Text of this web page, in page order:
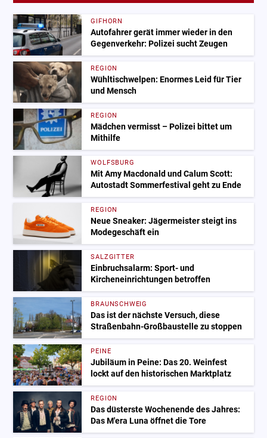
GIFHORN
Autofahrer gerät immer wieder in den
Gegenverkehr: Polizei sucht Zeugen
REGION
Wühltischwelpen: Enormes Leid für Tier
und Mensch
REGION
Mädchen vermisst – Polizei bittet um
Mithilfe
WOLFSBURG
Mit Amy Macdonald und Calum Scott:
Autostadt Sommerfestival geht zu Ende
REGION
Neue Sneaker: Jägermeister steigt ins
Modegeschäft ein
SALZGITTER
Einbruchsalarm: Sport- und
Kircheneinrichtungen betroffen
BRAUNSCHWEIG
Das ist der nächste Versuch, diese
Straßenbahn-Großbaustelle zu stoppen
PEINE
Jubiläum in Peine: Das 20. Weinfest
lockt auf den historischen Marktplatz
REGION
Das düsterste Wochenende des Jahres:
Das M'era Luna öffnet die Tore